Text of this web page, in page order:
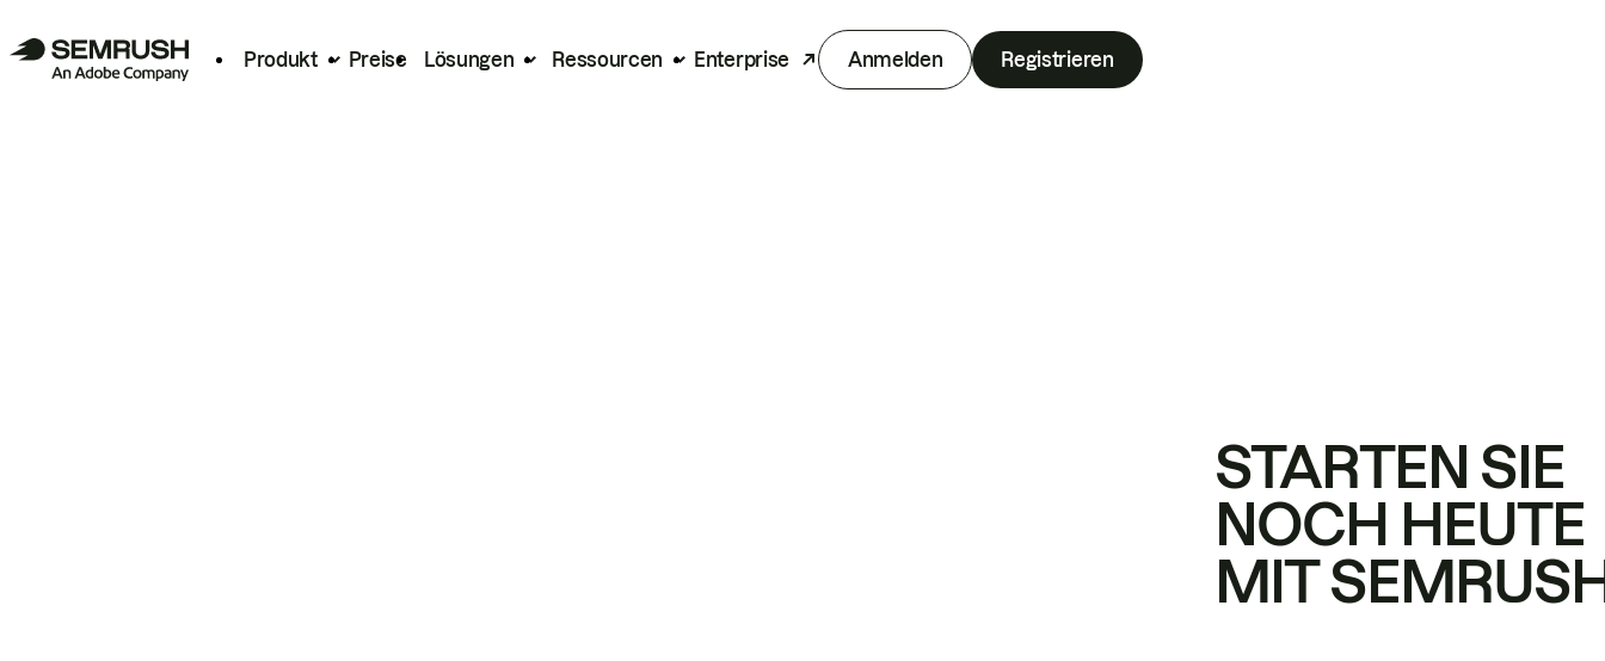
Produkt Preise Lösungen Ressourcen Enterprise Anmelden Registrieren
STARTEN SIE
NOCH HEUTE
MIT